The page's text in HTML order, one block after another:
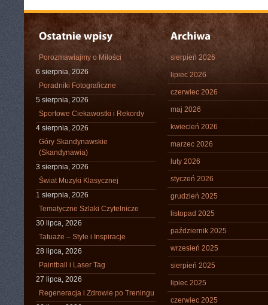
Porozmawiajmy o Miłości
6 sierpnia, 2026
Poradniki Fotograficzne
5 sierpnia, 2026
Sportowe Ciekawostki i Rekordy
4 sierpnia, 2026
Góry Skandynawskie
(Skandynawia)
3 sierpnia, 2026
Świat Muzyki Klasycznej
1 sierpnia, 2026
Tematyczne Szlaki Czytelnicze
30 lipca, 2026
Tatuaże – Style i Inspiracje
28 lipca, 2026
Paintball i Laser Tag
27 lipca, 2026
Regeneracja i Zdrowie po Treningu
sierpień 2026
lipiec 2026
czerwiec 2026
maj 2026
kwiecień 2026
marzec 2026
luty 2026
styczeń 2026
grudzień 2025
listopad 2025
październik 2025
wrzesień 2025
sierpień 2025
lipiec 2025
czerwiec 2025